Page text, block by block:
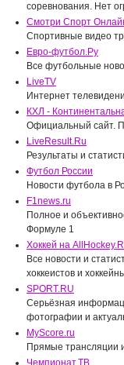
соревнования. Нет
Смотри Спорт
Спортивные видео
Евро-футбол.Ру
Все футбольные
LiveTV
Интернет
КХЛ -
Официальный сайт.
LiveResult.Ru
Результаты и
Футбол России
Новости футбола в
F1news.ru
Полное и
Формуле 1
Хоккей на
Все новости и
хоккеистов и
SPORT.RU
Серьёзная
фотографии и
MyScore.ru
Прямые трансляции
Чемпионат.ТВ